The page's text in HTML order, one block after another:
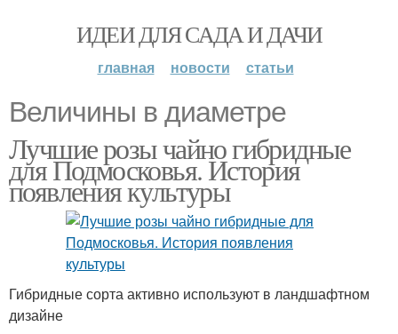
ИДЕИ ДЛЯ САДА И ДАЧИ
главная новости статьи
Величины в диаметре
Лучшие розы чайно гибридные
для Подмосковья. История
появления культуры
Гибридные сорта активно используют в ландшафтном
дизайне